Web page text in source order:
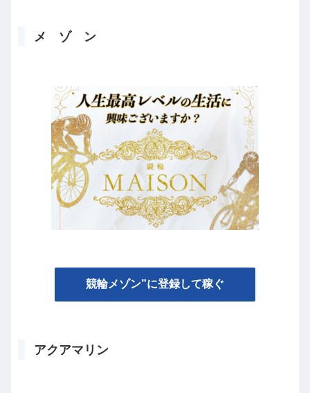
メ ゾ ン
競輪メゾン”に登録して稼ぐ
アクアマリン